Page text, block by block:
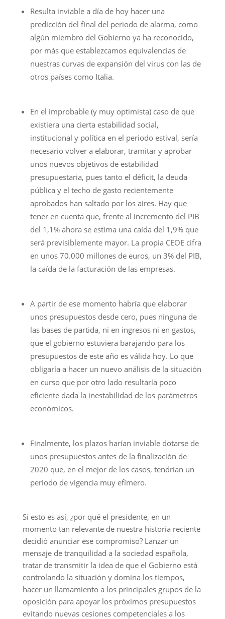
Resulta inviable a día de hoy hacer una
predicción del final del periodo de alarma, como
algún miembro del Gobierno ya ha reconocido,
por más que establezcamos equivalencias de
nuestras curvas de expansión del virus con las de
otros países como Italia.
En el improbable (y muy optimista) caso de que
existiera una cierta estabilidad social,
institucional y política en el periodo estival, sería
necesario volver a elaborar, tramitar y aprobar
unos nuevos objetivos de estabilidad
presupuestaria, pues tanto el déficit, la deuda
pública y el techo de gasto recientemente
aprobados han saltado por los aires. Hay que
tener en cuenta que, frente al incremento del PIB
del 1,1% ahora se estima una caída del 1,9% que
será previsiblemente mayor. La propia CEOE cifra
en unos 70.000 millones de euros, un 3% del PIB,
la caída de la facturación de las empresas.
A partir de ese momento habría que elaborar
unos presupuestos desde cero, pues ninguna de
las bases de partida, ni en ingresos ni en gastos,
que el gobierno estuviera barajando para los
presupuestos de este año es válida hoy. Lo que
obligaría a hacer un nuevo análisis de la situación
en curso que por otro lado resultaría poco
eficiente dada la inestabilidad de los parámetros
económicos.
Finalmente, los plazos harían inviable dotarse de
unos presupuestos antes de la finalización de
2020 que, en el mejor de los casos, tendrían un
periodo de vigencia muy efímero.
Si esto es así, ¿por qué el presidente, en un
momento tan relevante de nuestra historia reciente
decidió anunciar ese compromiso? Lanzar un
mensaje de tranquilidad a la sociedad española,
tratar de transmitir la idea de que el Gobierno está
controlando la situación y domina los tiempos,
hacer un llamamiento a los principales grupos de la
oposición para apoyar los próximos presupuestos
evitando nuevas cesiones competenciales a los